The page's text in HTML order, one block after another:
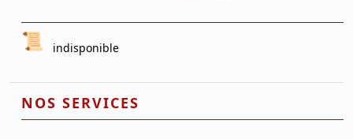
indisponible
NOS SERVICES